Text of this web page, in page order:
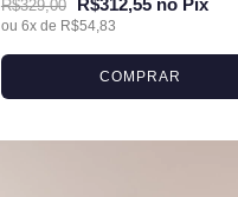
R$329,00 R$312,55 no Pix
ou 6x de R$54,83
COMPRAR